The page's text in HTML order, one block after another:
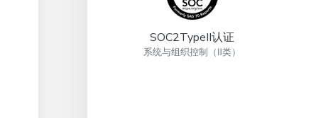
SOC2TypeII认证
系统与组织控制（Ⅱ类）